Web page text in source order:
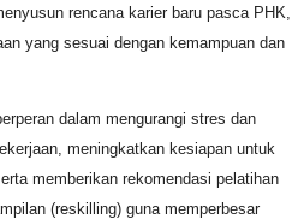
rencana karier baru pasca PHK,
yang sesuai dengan kemampuan dan
dalam mengurangi stres dan
meningkatkan kesiapan untuk
memberikan rekomendasi pelatihan
(reskilling) guna memperbesar